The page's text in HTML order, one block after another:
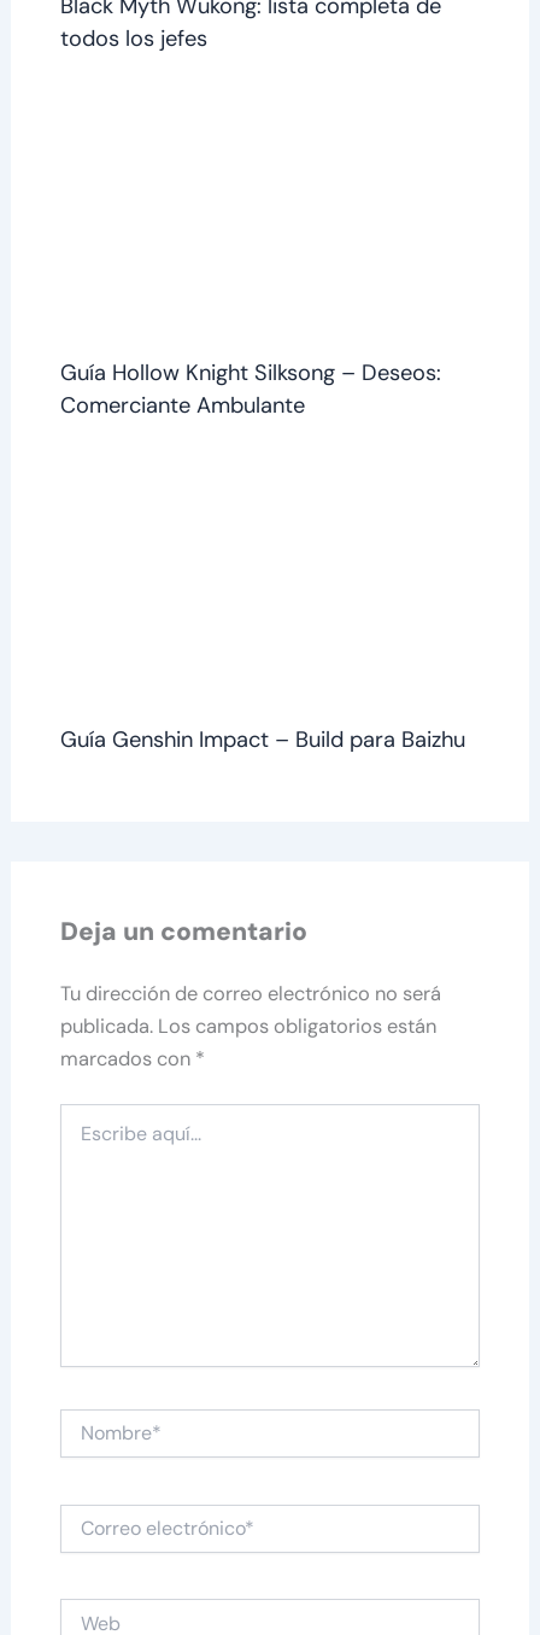
Black Myth Wukong: lista completa de
todos los jefes
Guía Hollow Knight Silksong – Deseos:
Comerciante Ambulante
Guía Genshin Impact – Build para Baizhu
Deja un comentario
Tu dirección de correo electrónico no será
publicada. Los campos obligatorios están
marcados con *
aquí...
Nombre*
Correo
electrónico*